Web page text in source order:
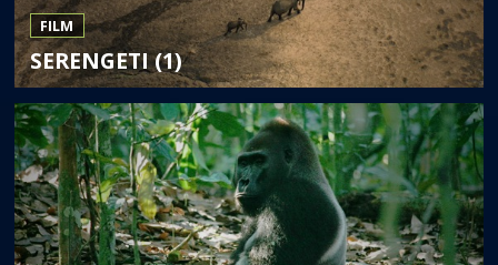
FILM
SERENGETI (1)